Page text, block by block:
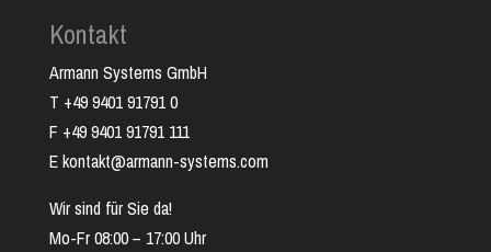
Kontakt
Armann Systems GmbH
T +49 9401 91791 0
F +49 9401 91791 111
E kontakt@armann-systems.com
Wir sind für Sie da!
Mo-Fr 08:00 – 17:00 Uhr